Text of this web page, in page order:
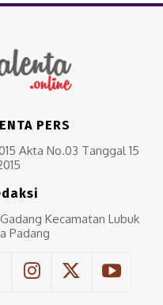
PERS
Akta No.03 Tanggal 15
Kecamatan Lubuk
Padang